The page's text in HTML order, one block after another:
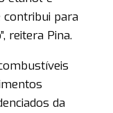
para
reitera Pina.
da